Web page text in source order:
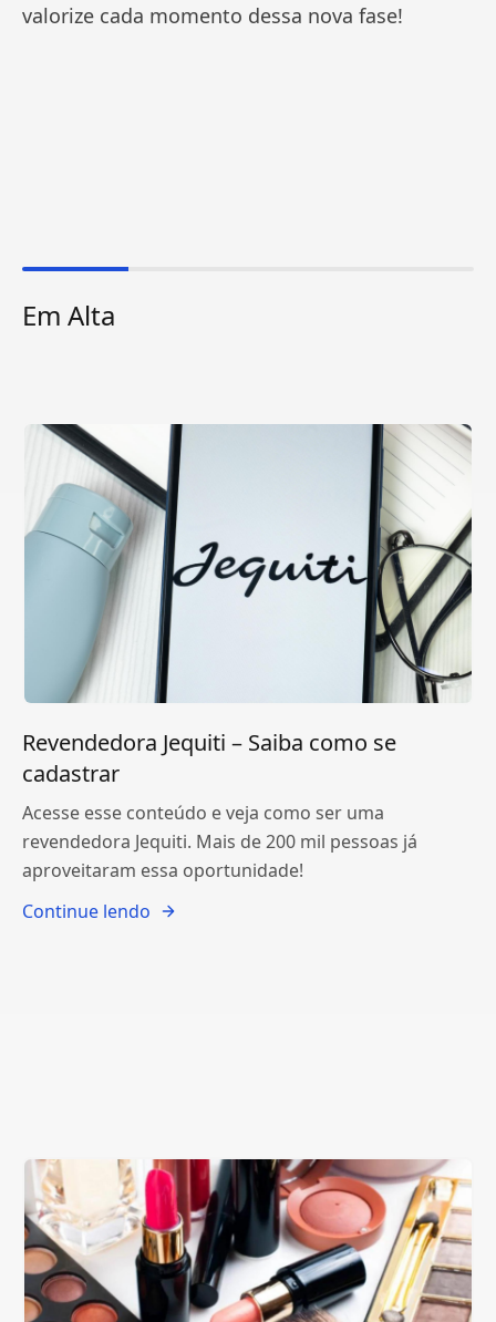
valorize cada momento dessa nova fase!
Em Alta
Revendedora Jequiti – Saiba como se
cadastrar
Acesse esse conteúdo e veja como ser uma
revendedora Jequiti. Mais de 200 mil pessoas já
aproveitaram essa oportunidade!
Continue lendo